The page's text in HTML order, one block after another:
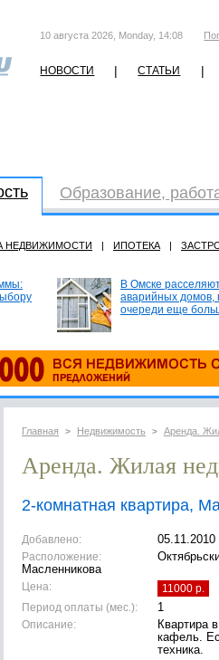
10 августа 2026, Monday, 14:08
НОВОСТИ | СТАТЬИ |
Образование,
НЕДВИЖИМОСТИ | ИПОТЕКА |
В Омске
аварийных домов,
очереди еще
Главная > Недвижимость > Аренда.
Аренда. Жилая
2-комнатная квартира,
Добавлено:
05.11.2010
Расположение:
Масленникова
Цена:
11000 р.
Период оплаты (мес.):
1
Описание:
Квартира
кафель.
техника.